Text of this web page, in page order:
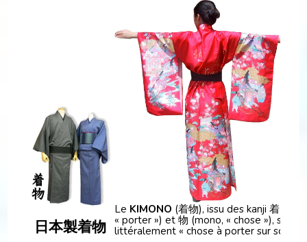
日本製着物
Le KIMONO (着物), issu des kanji 着 (kiru,
« porter ») et 物 (mono, « chose »),
littéralement « chose à porter sur soi ».